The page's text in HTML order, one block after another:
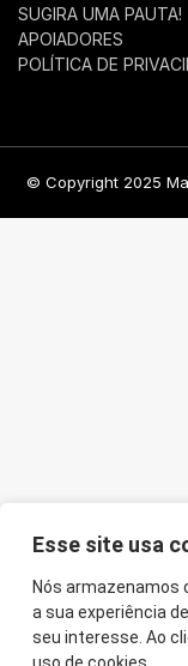
Esse site usa
Nós armazenamos
a sua experiência
seu interesse. Ao
SUGIRA UMA PAUTA!
APOIADORES
POLÍTICA DE
© Copyright 2025